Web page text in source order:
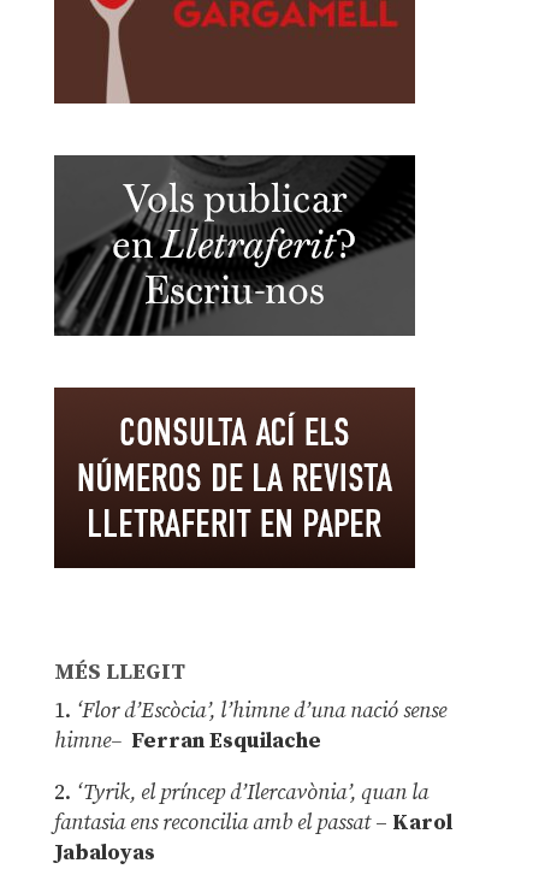
MÉS LLEGIT
1. ‘Flor d’Escòcia’, l’himne d’una nació sense
himne– Ferran Esquilache
2. ‘Tyrik, el príncep d’Ilercavònia’, quan la
fantasia ens reconcilia amb el passat– Karol
Jabaloyas